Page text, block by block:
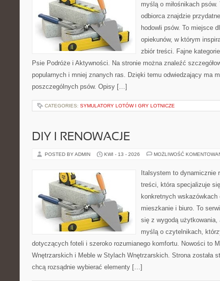
myślą o miłośnikach
odbiorca znajdzie
hodowli psów. To miejsce
opiekunów, w którym
zbiór treści. Fajne
Psie Podróże i Aktywności. Na stronie można znaleźć
popularnych i mniej znanych ras. Dzięki temu odwiedzający ma
poszczególnych psów. Opisy […]
CATEGORIES: SYMULATORY LOTÓW I GRY LOTNICZE
DIY I RENOWACJE
POSTED BY ADMIN KWI - 13 - 2026 MOŻLIWOŚĆ
Italsystem to dynamicznie
treści, która specjalizuje
konkretnych
mieszkanie i biuro. To
się z wygodą użytkowania,
myślą o czytelnikach,
dotyczących foteli i szeroko rozumianego komfortu. Nowości to
Wnętrzarskich i Meble w Stylach Wnętrzarskich. Strona została
chcą rozsądnie wybierać elementy […]